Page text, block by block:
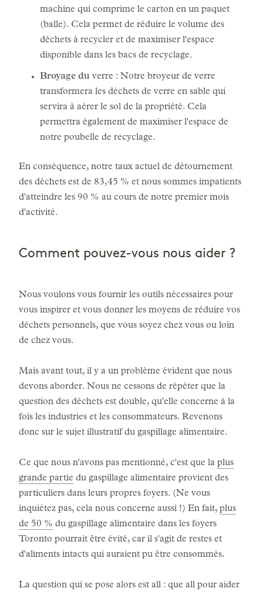
machine qui comprime le carton en un paquet
(balle). Cela permet de réduire le volume des
déchets à recycler et de maximiser l'espace
disponible dans les bacs de recyclage.
Broyage du verre : Notre broyeur de verre
transformera les déchets de verre en sable qui
servira à aérer le sol de la propriété. Cela
permettra également de maximiser l'espace de
notre poubelle de recyclage.
En conséquence, notre taux actuel de détournement
des déchets est de 83,45 % et nous sommes impatients
d'atteindre les 90 % au cours de notre premier mois
d'activité.
Comment pouvez-vous nous aider ?
Nous voulons vous fournir les outils nécessaires pour
vous inspirer et vous donner les moyens de réduire vos
déchets personnels, que vous soyez chez vous ou loin
de chez vous.
Mais avant tout, il y a un problème évident que nous
devons aborder. Nous ne cessons de répéter que la
question des déchets est double, qu'elle concerne à la
fois les industries et les consommateurs. Revenons
donc sur le sujet illustratif du gaspillage alimentaire.
Ce que nous n'avons pas mentionné, c'est que la plus
grande partie du gaspillage alimentaire provient des
particuliers dans leurs propres foyers. (Ne vous
inquiétez pas, cela nous concerne aussi !) En fait, plus
de 50 % du gaspillage alimentaire dans les foyers
Toronto pourrait être évité, car il s'agit de restes et
d'aliments intacts qui auraient pu être consommés.
La question qui se pose alors est all : que all pour aider